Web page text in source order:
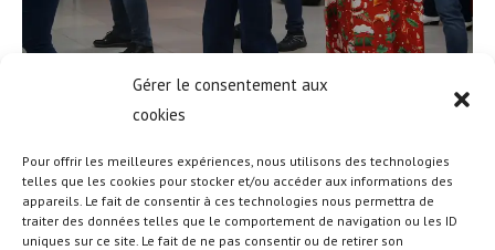
Gérer le consentement aux
cookies
Pour offrir les meilleures expériences, nous utilisons des technologies
telles que les cookies pour stocker et/ou accéder aux informations des
appareils. Le fait de consentir à ces technologies nous permettra de
traiter des données telles que le comportement de navigation ou les ID
uniques sur ce site. Le fait de ne pas consentir ou de retirer son
© COPYRIGHT - OCEANWP THEME BY NICK